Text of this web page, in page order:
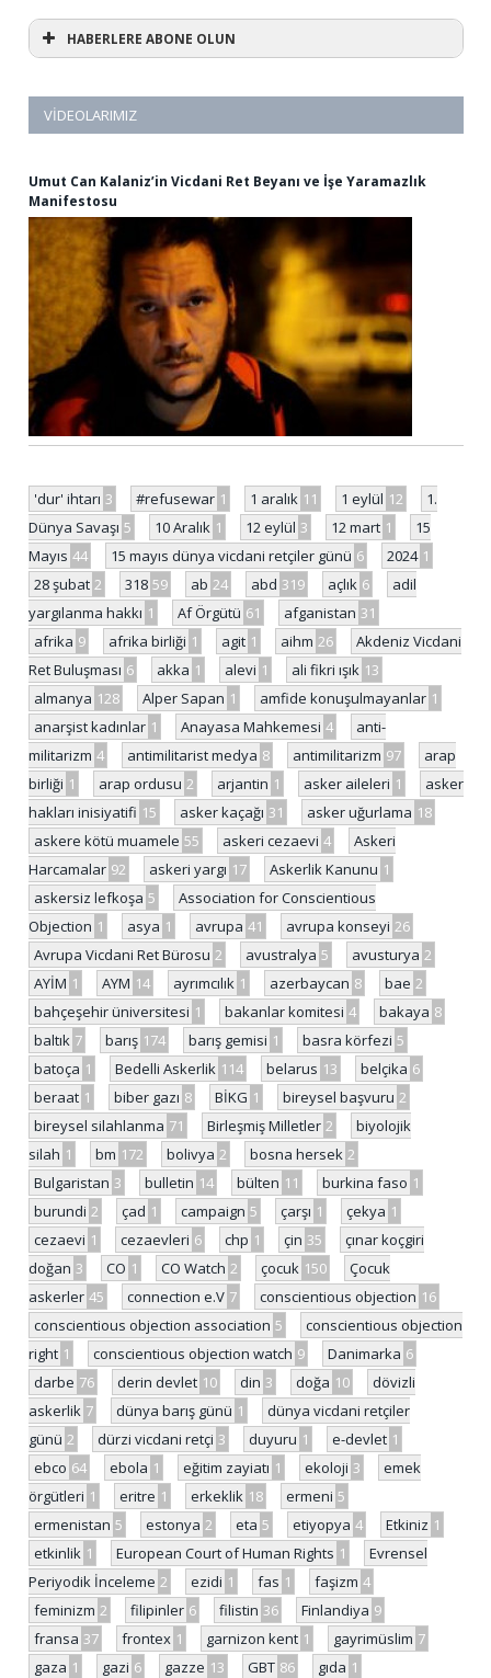
HABERLERE ABONE OLUN
VIDEOLARIMIZ
Umut Can Kalaniz’in Vicdani Ret Beyanı ve İşe Yaramazlık
Manifestosu
'dur' ihtarı 3 #refusewar 1 1 aralık 11 1 eylül 12
1.
Dünya Savaşı 5 10 Aralık 1 12 eylül 3 12 mart 1
15
Mayıs 44 15 mayıs dünya vicdani retçiler günü 6 2024 1
28 şubat 2 318 59 ab 24 abd 319 açlık 6
adil
yargılanma hakkı 1 Af Örgütü 61 afganistan 31
afrika 9 afrika birliği 1 agit 1 aihm 26
Akdeniz Vicdani
Ret Buluşması 6 akka 1 alevi 1 ali fikri ışık 13
almanya 128 Alper Sapan 1 amfide konuşulmayanlar 1
anarşist kadınlar 1 Anayasa Mahkemesi 4
anti-
militarizm 4 antimilitarist medya 8 antimilitarizm 97
arap
birliği 1 arap ordusu 2 arjantin 1 asker aileleri 1
asker
hakları inisiyatifi 15 asker kaçağı 31 asker uğurlama 18
askere kötü muamele 55 askeri cezaevi 4
Askeri
Harcamalar 92 askeri yargı 17 Askerlik Kanunu 1
askersiz lefkoşa 5
Association for Conscientious
Objection 1 asya 1 avrupa 41 avrupa konseyi 26
Avrupa Vicdani Ret Bürosu 2 avustralya 5 avusturya 2
AYİM 1 AYM 14 ayrımcılık 1 azerbaycan 8 bae 2
bahçeşehir üniversitesi 1 bakanlar komitesi 4 bakaya 8
baltık 7 barış 174 barış gemisi 1 basra körfezi 5
batoça 1 Bedelli Askerlik 114 belarus 13 belçika 6
beraat 1 biber gazı 8 BİKG 1 bireysel başvuru 2
bireysel silahlanma 71 Birleşmiş Milletler 2
biyolojik
silah 1 bm 172 bolivya 2 bosna hersek 2
Bulgaristan 3 bulletin 14 bülten 11 burkina faso 1
burundi 2 çad 1 campaign 5 çarşı 1 çekya 1
cezaevi 1 cezaevleri 6 chp 1 çin 35
çınar koçgiri
doğan 3 CO 1 CO Watch 2 çocuk 150
Çocuk
askerler 45 connection e.V 7 conscientious objection 16
conscientious objection association 5
conscientious objection
right 1 conscientious objection watch 9 Danimarka 6
darbe 76 derin devlet 10 din 3 doğa 10
dövizli
askerlik 7 dünya barış günü 1
dünya vicdani retçiler
günü 2 dürzi vicdani retçi 3 duyuru 1 e-devlet 1
ebco 64 ebola 1 eğitim zayiatı 1 ekoloji 3
emek
örgütleri 1 eritre 1 erkeklik 18 ermeni 5
ermenistan 5 estonya 2 eta 5 etiyopya 4 Etkiniz 1
etkinlik 1 European Court of Human Rights 1
Evrensel
Periyodik İnceleme 2 ezidi 1 fas 1 faşizm 4
feminizm 2 filipinler 6 filistin 36 Finlandiya 9
fransa 37 frontex 1 garnizon kent 1 gayrimüslim 7
gaza 1 gazi 6 gazze 13 GBT 86 gıda 1